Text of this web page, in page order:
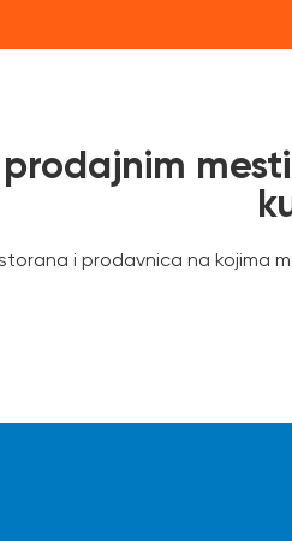
i prodavnica na kojima